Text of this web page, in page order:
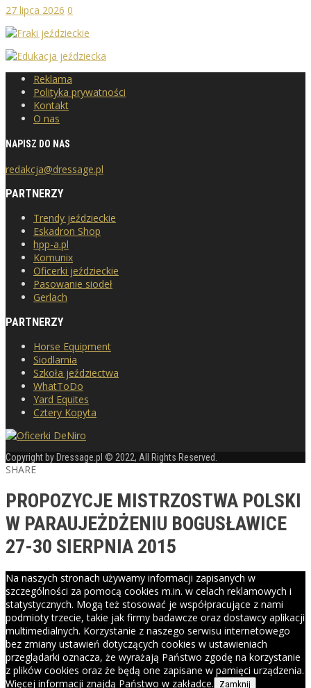
27 lipca 2026 0
Reklama
Polityka prywatności
Kontakt
O nas
NAPISZ DO NAS
redakcja@dressage.pl
PARTNERZY
Trendy jeździeckie
Eskadron Shop
hpp-a.pl
Komunix
Oficerki jeździeckie
Pasowanie siodeł
Gerlach
PARTNERZY
Horse Equipment
Siodlarnia
Szkoła jeździectwa
WhatToDo
Yard Equites
Cztery Kopyta
Copyright by Dressage.pl © 2022, All Rights Reserved.
SHARE
PROPOZYCJE MISTRZOSTWA POLSKI
W PARAUJEŻDŻENIU BOGUSŁAWICE
27-30 SIERPNIA 2015
Na naszych stronach używamy informacji zapisanych w
szczególności za pomocą cookies m.in. w celach reklamowych i
statystycznych. Mogą też stosować je współpracujące z nami
podmioty trzecie, takie jak firmy badawcze oraz dostawcy aplikacji
multimedialnych. Korzystanie z naszego serwisu internetowego
bez zmiany ustawień dotyczących cookies w ustawieniach
przeglądarki oznacza, że wyrażają Państwo zgodę na korzystanie
z plików cookies oraz że będą one zapisane w pamięci urządzenia.
Więcej informacji znajdą Państwo w zakładce.
Zamknij